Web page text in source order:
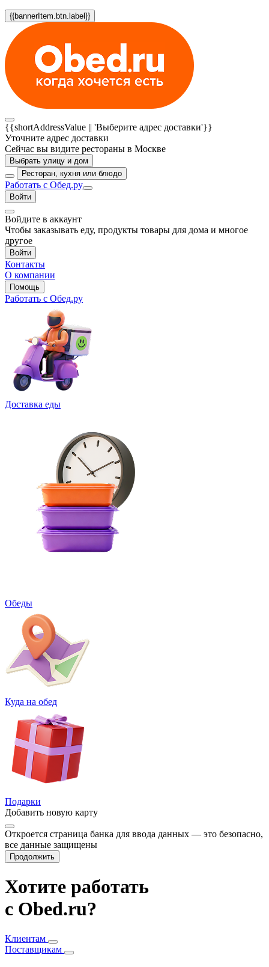
{{bannerItem.btn.label}}
{{shortAddressValue || 'Выберите адрес доставки'}}
Уточните адрес доставки
Сейчас вы видите рестораны в Москве
Выбрать улицу и дом
Ресторан, кухня или блюдо
Работать с Обед.ру
Войти
Войдите в аккаунт
Чтобы заказывать еду, продукты товары для дома и многое
другое
Войти
Контакты
О компании
Помощь
Работать с Обед.ру
Доставка еды
Обеды
Куда на обед
Подарки
Добавить новую карту
Откроется страница банка для ввода данных — это безопасно,
все данные защищены
Продолжить
Хотите работать
с Obed.ru?
Клиентам
Поставщикам